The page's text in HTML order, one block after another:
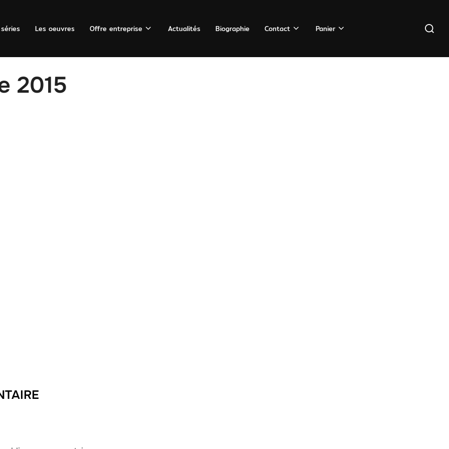
Les oeuvres Offre entreprise Actualités Biographie Contact Panier
2015